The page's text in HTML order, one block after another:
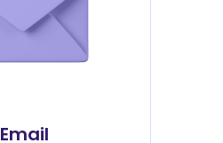
Email